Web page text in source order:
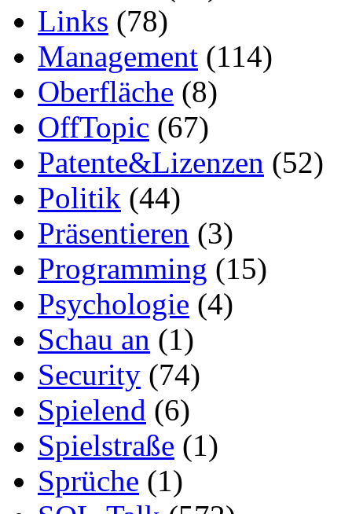
Links (78)
Management (114)
Oberfläche (8)
OffTopic (67)
Patente&Lizenzen (52)
Politik (44)
Präsentieren (3)
Programming (15)
Psychologie (4)
Schau an (1)
Security (74)
Spielend (6)
Spielstraße (1)
Sprüche (1)